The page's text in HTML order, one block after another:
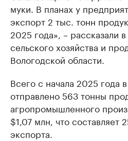
муки. В планах у
экспорт 2 тыс. тонн
2025 года», – рассказали
сельского хозяйства и
Вологодской области.
Всего с начала 2025 года
отправлено 563 тонны
агропромышленного
$1,07 млн, что составляет
экспорта.